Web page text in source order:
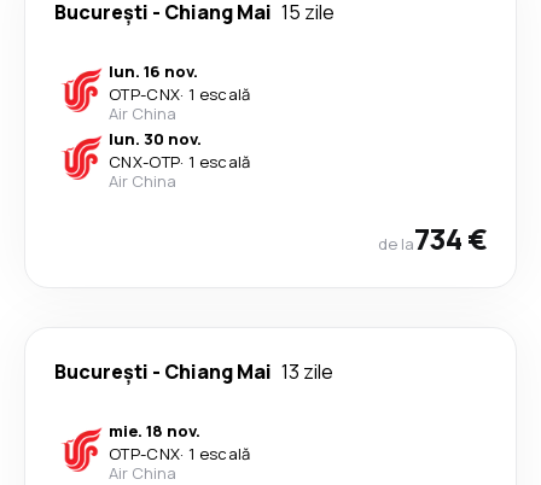
București - Chiang Mai 15 zile
lun. 16 nov.
OTP-CNX· 1 escală
Air China
lun. 30 nov.
CNX-OTP· 1 escală
Air China
de la734 €
București - Chiang Mai 13 zile
mie. 18 nov.
OTP-CNX· 1 escală
Air China